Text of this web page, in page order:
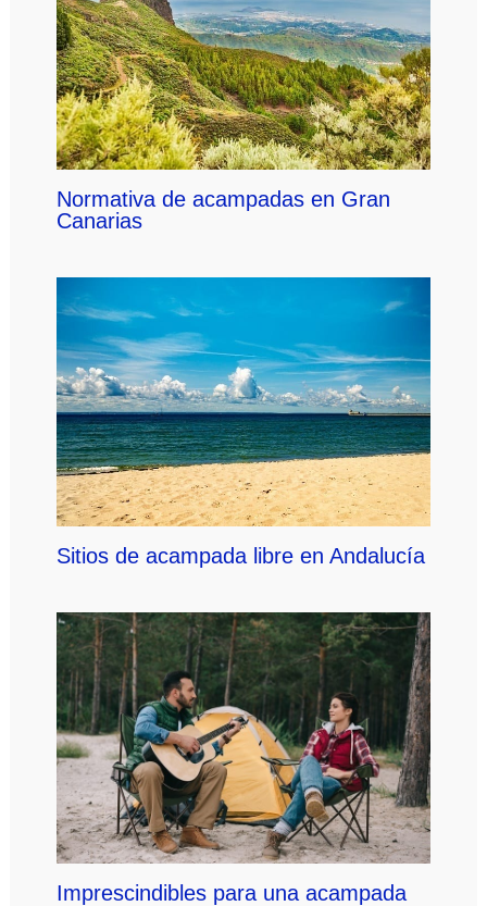
Normativa de acampadas en Gran
Canarias
Sitios de acampada libre en Andalucía
Imprescindibles para una acampada